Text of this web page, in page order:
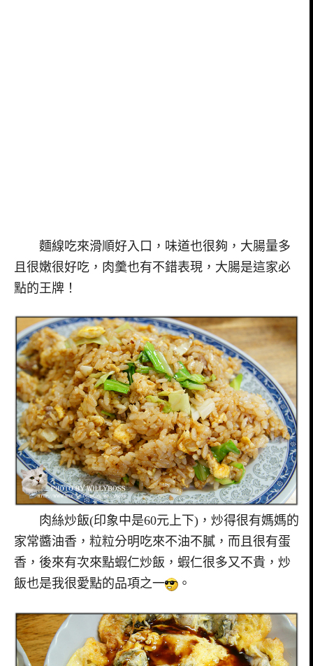
麵線吃來滑順好入口，味道也很夠，大腸量多
且很嫩很好吃，肉羹也有不錯表現，大腸是這家必
點的王牌！
肉絲炒飯(印象中是60元上下)，炒得很有媽媽的
家常醬油香，粒粒分明吃來不油不膩，而且很有蛋
香，後來有次來點蝦仁炒飯，蝦仁很多又不貴，炒
飯也是我很愛點的品項之一
。